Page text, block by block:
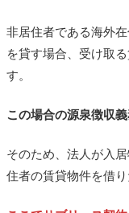
非居住者である海外
を貸す場合、受け取
す。
この場合の源泉徴収
そのため、法人が入
住者の賃貸物件を借